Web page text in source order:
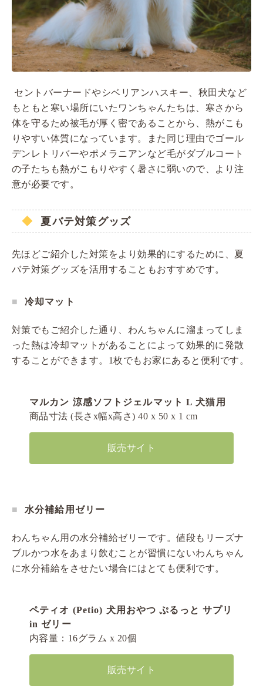
セントバーナードやシベリアンハスキー、秋田犬など
もともと寒い場所にいたワンちゃんたちは、寒さから
体を守るため被毛が厚く密であることから、熱がこも
りやすい体質になっています。また同じ理由でゴール
デンレトリバーやポメラニアンなど毛がダブルコート
の子たちも熱がこもりやすく暑さに弱いので、より注
意が必要です。
夏バテ対策グッズ
先ほどご紹介した対策をより効果的にするために、夏
バテ対策グッズを活用することもおすすめです。
冷却マット
対策でもご紹介した通り、わんちゃんに溜まってしま
った熱は冷却マットがあることによって効果的に発散
することができます。1枚でもお家にあると便利です。
マルカン 涼感ソフトジェルマット L 犬猫用
商品寸法 (長さx幅x高さ) 40 x 50 x 1 cm
販売サイト
水分補給用ゼリー
わんちゃん用の水分補給ゼリーです。値段もリーズナ
ブルかつ水をあまり飲むことが習慣にないわんちゃん
に水分補給をさせたい場合にはとても便利です。
ペティオ (Petio) 犬用おやつ ぷるっと サプリ
in ゼリー
内容量：16グラム x 20個
販売サイト